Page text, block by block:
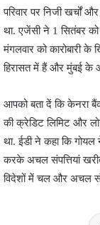
परिवार पर निजी खर्चों
था. एजेंसी ने 1 सितंबर को
मंगलवार को कारोबारी के
हिरासत में हैं और मुंबई के
आपको बता दें कि केनरा
की क्रेडिट लिमिट और
था. ईडी ने कहा कि
करके अचल संपत्तियां
विदेशों में चल और अचल